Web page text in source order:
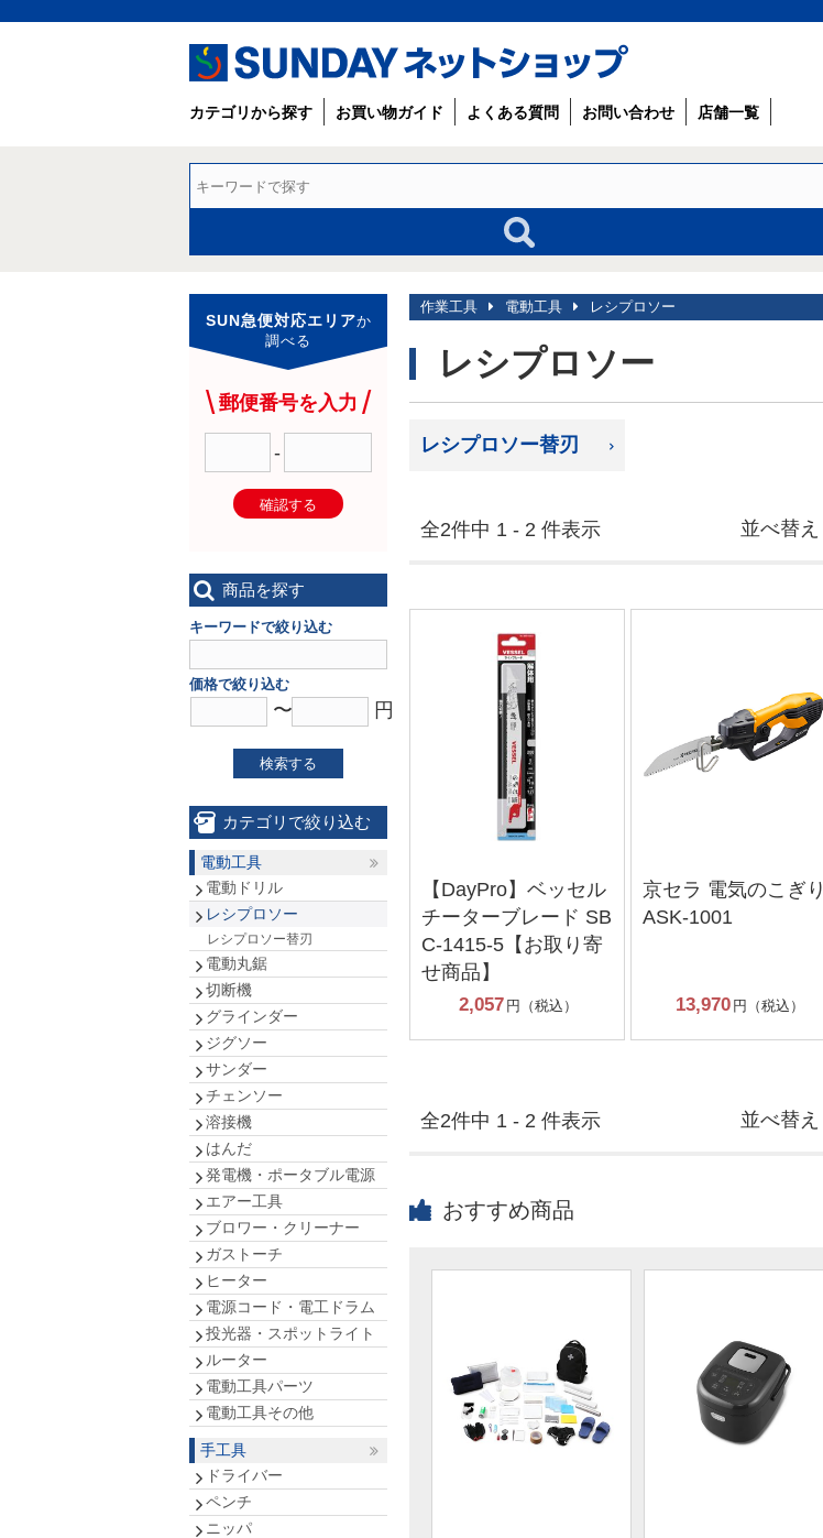
カテゴリから探す お買い物ガイド よくある質問 お問い合わせ 店舗一覧
作業工具 電動工具 レシプロソー
レシプロソー
レシプロソー替刃
全2件中 1 - 2 件表示 並べ替え
【DayPro】ベッセル
チーターブレード SB
C-1415-5【お取り寄
せ商品】
2,057 円（税込）
京セラ 電気のこぎり
ASK-1001
13,970 円（税込）
全2件中 1 - 2 件表示 並べ替え
SUN急便対応エリアか
調べる
郵便番号を入力
-
確認する
商品を探す
キーワードで絞り込む
価格で絞り込む
〜 円
検索する
カテゴリで絞り込む
電動工具
電動ドリル
レシプロソー
レシプロソー替刃
電動丸鋸
切断機
グラインダー
ジグソー
サンダー
チェンソー
溶接機
はんだ
発電機・ポータブル電源
エアー工具
ブロワー・クリーナー
ガストーチ
ヒーター
電源コード・電工ドラム
投光器・スポットライト
ルーター
電動工具パーツ
電動工具その他
手工具
ドライバー
ペンチ
ニッパ
おすすめ商品